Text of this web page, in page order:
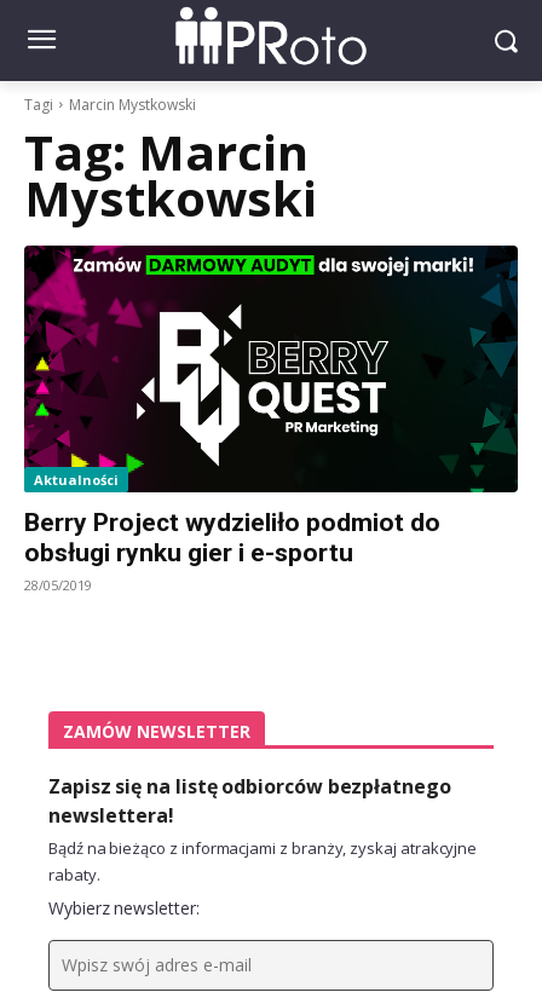
Tagi Marcin Mystkowski
Tag: Marcin
Mystkowski
Aktualności
Berry Project wydzieliło podmiot do
obsługi rynku gier i e-sportu
28/05/2019
ZAMÓW NEWSLETTER
Zapisz się na listę odbiorców bezpłatnego
newslettera!
Bądź na bieżąco z informacjami z branży, zyskaj atrakcyjne
rabaty.
Wybierz newsletter: